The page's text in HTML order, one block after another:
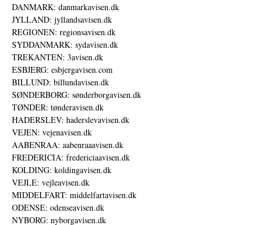
DANMARK: danmarkavisen.dk
JYLLAND: jyllandsavisen.dk
REGIONEN: regionsavisen.dk
SYDDANMARK: sydavisen.dk
TREKANTEN: 3avisen.dk
ESBJERG: esbjergavisen.com
BILLUND: billundavisen.dk
SØNDERBORG: sønderborgavisen.dk
TØNDER: tønderavisen.dk
HADERSLEV: haderslevavisen.dk
VEJEN: vejenavisen.dk
AABENRAA: aabenraaavisen.dk
FREDERICIA: fredericiaavisen.dk
KOLDING: koldingavisen.dk
VEJLE: vejleavisen.dk
MIDDELFART: middelfartavisen.dk
ODENSE: odenseavisen.dk
NYBORG: nyborgavisen.dk